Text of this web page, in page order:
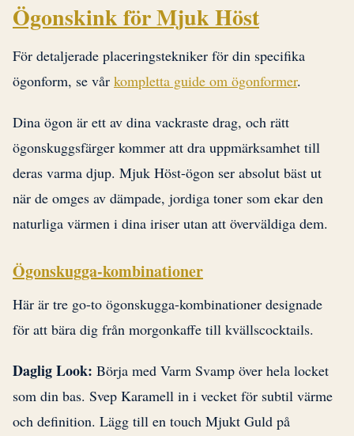
Ögonskink för Mjuk Höst
För detaljerade placeringstekniker för din specifika
ögonform, se vår kompletta guide om ögonformer.
Dina ögon är ett av dina vackraste drag, och rätt
ögonskuggsfärger kommer att dra uppmärksamhet till
deras varma djup. Mjuk Höst-ögon ser absolut bäst ut
när de omges av dämpade, jordiga toner som ekar den
naturliga värmen i dina iriser utan att överväldiga dem.
Ögonskugga-kombinationer
Här är tre go-to ögonskugga-kombinationer designade
för att bära dig från morgonkaffe till kvällscocktails.
Daglig Look: Börja med Varm Svamp över hela locket
som din bas. Svep Karamell in i vecket för subtil värme
och definition. Lägg till en touch Mjukt Guld på